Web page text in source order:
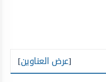
[عرض العناوين]